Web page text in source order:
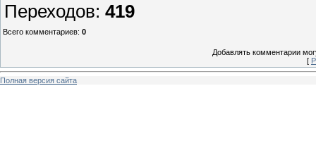
Переходов: 419
Всего комментариев: 0
Добавлять комментарии
[
Полная версия сайта